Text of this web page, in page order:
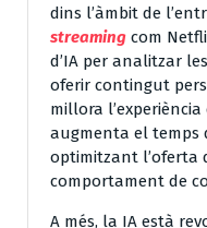
dins l’àmbit de
streaming com
d’IA per analitzar
oferir contingut
millora
augmenta el temps
optimitzant l’oferta
comportament de
A més, la IA està